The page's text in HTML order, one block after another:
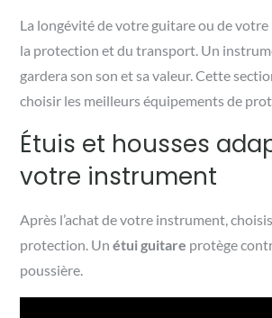
La longévité de votre guitare ou de votre
la protection et du transport. Un
gardera son son et sa valeur. Cette
choisir les meilleurs équipements de
Étuis et housses
votre instrument
Après l’achat de votre instrument,
protection. Unétui guitare protège
poussière.